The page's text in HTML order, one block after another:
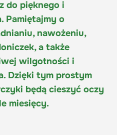
do pięknego i
Pamiętajmy o
nawożeniu,
a także
wilgotności i
Dzięki tym prostym
będą cieszyć oczy
miesięcy.